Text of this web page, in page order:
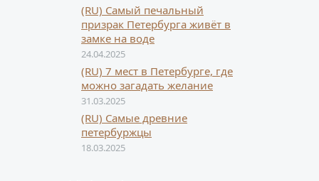
(RU) Самый печальный
призрак Петербурга живёт в
замке на воде
24.04.2025
(RU) 7 мест в Петербурге, где
можно загадать желание
31.03.2025
(RU) Самые древние
петербуржцы
18.03.2025